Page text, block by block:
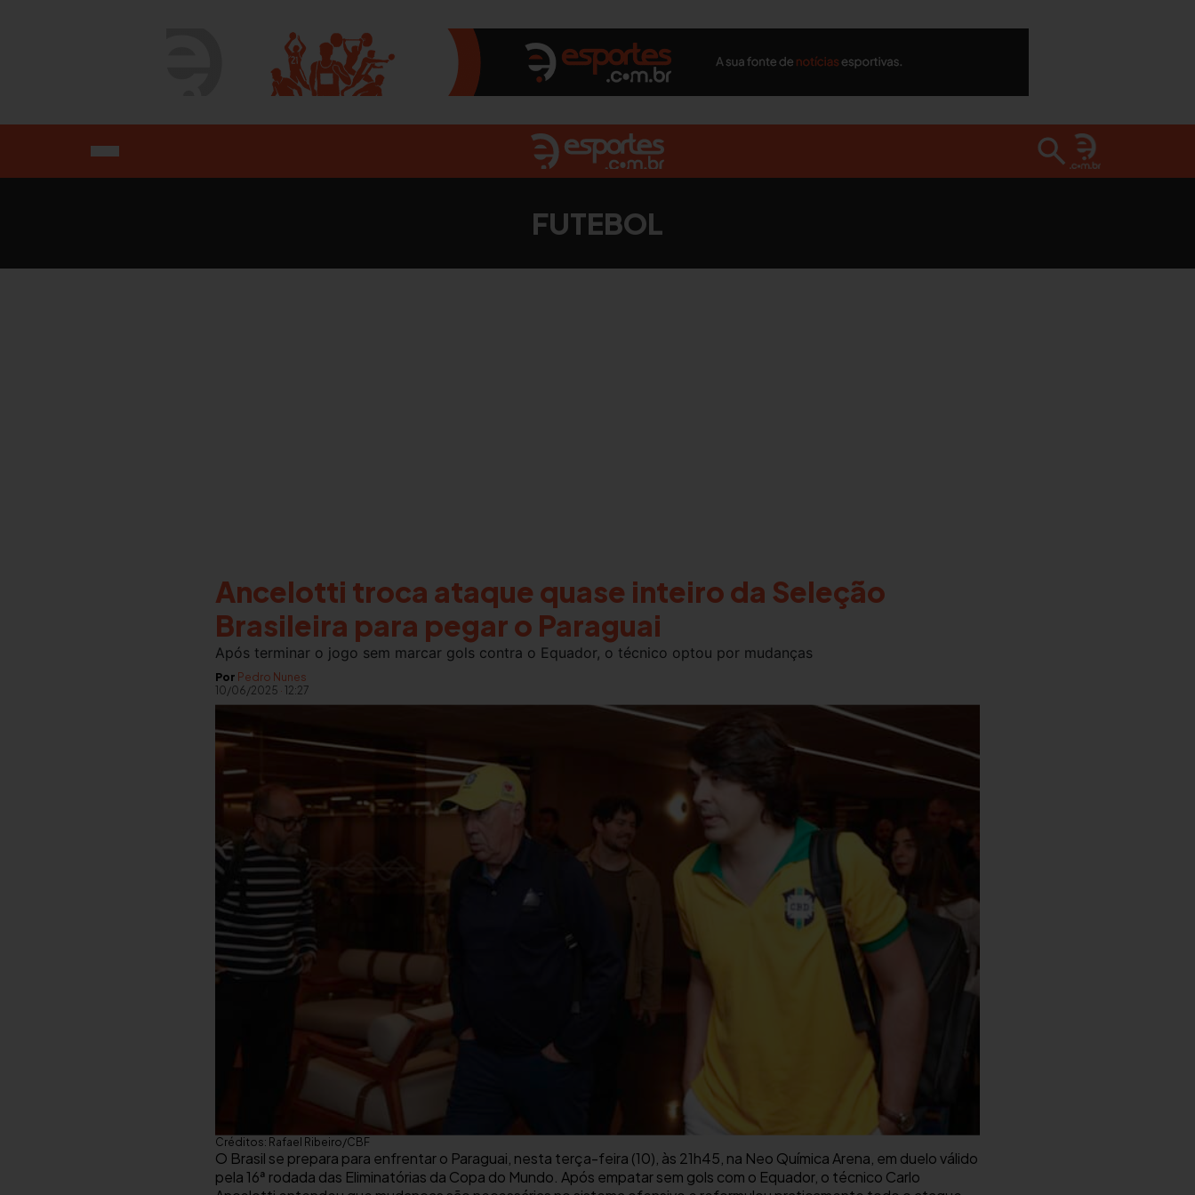
FUTEBOL
Ancelotti troca ataque quase inteiro da Seleção
Brasileira para pegar o Paraguai
Após terminar o jogo sem marcar gols contra o Equador, o técnico optou por mudanças
Por Pedro Nunes
10/06/2025 · 12:27
Créditos: Rafael Ribeiro/CBF
O Brasil se prepara para enfrentar o Paraguai, nesta terça-feira (10), às 21h45, na Neo Química Arena, em duelo válido
pela 16ª rodada das Eliminatórias da Copa do Mundo. Após empatar sem gols com o Equador, o técnico Carlo